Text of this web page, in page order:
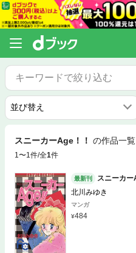
スニーカーAge！！ の作品一覧
1〜1件/全1件
最新刊
スニーカー
北川みゆき
マンガ
484